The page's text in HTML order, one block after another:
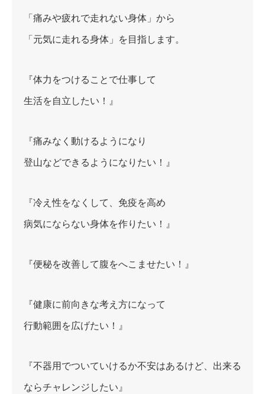
「痛みや疲れで走れない身体」から
「元気に走れる身体」を目指します。
『体力をつけることで仕事して
生活を自立したい！』
『痛みなく動けるようになり
登山などできるようになりたい！』
『冷え性をなくして、免疫を高め
病気にならない身体を作りたい！』
『便秘を改善して腹をへこませたい！』
『健康に前向きな考え方になって
行動範囲を広げたい！』
『不器用でついていけるか不安はあるけど、出来る
ならチャレンジしたい』